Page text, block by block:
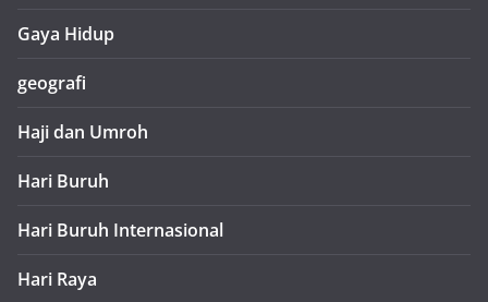
Gaya Hidup
geografi
Haji dan Umroh
Hari Buruh
Hari Buruh Internasional
Hari Raya